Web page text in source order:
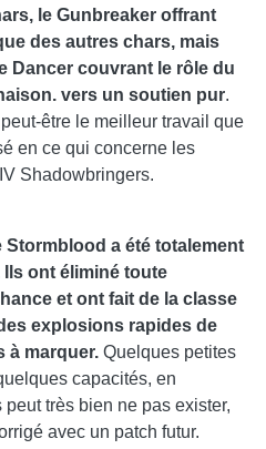
le Gunbreaker offrant
des autres chars, mais
Dancer couvrant le rôle du
vers un soutien pur.
être le meilleur travail que
en ce qui concerne les
Shadowbringers.
Stormblood a été totalement
ont éliminé toute
et ont fait de la classe
explosions rapides de
à marquer. Quelques petites
capacités, en
très bien ne pas exister,
avec un patch futur.